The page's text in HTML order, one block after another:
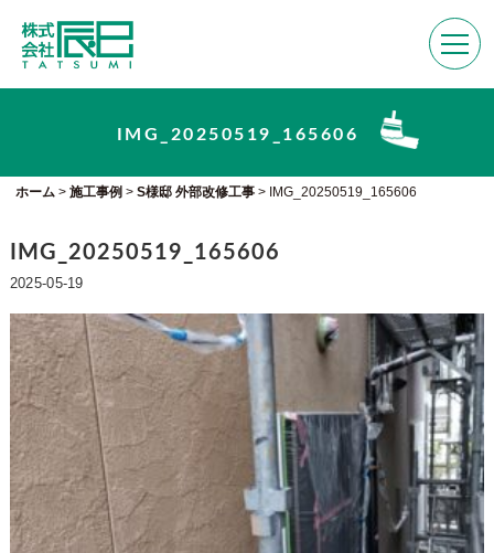
IMG_20250519_165606
ホーム> 施工事例 > S様邸 外部改修工事> IMG_20250519_165606
IMG_20250519_165606
2025-05-19